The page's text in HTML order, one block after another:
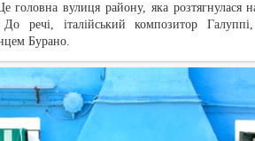
головна вулиця району, яка
До речі, італійський композитор
Бурано.